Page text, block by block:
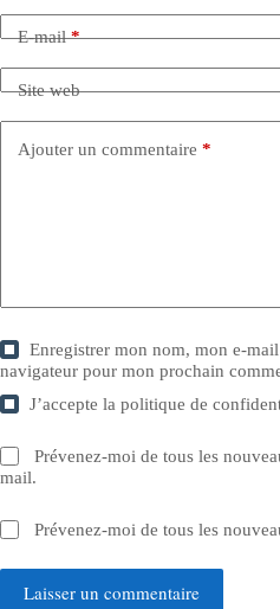
E-mail*
Site web
Ajouter un commentaire *
Enregistrer mon nom, mon e-
navigateur pour mon prochain
J’accepte lapolitique de
Prévenez-moi de tous les
mail.
Prévenez-moi de tous les
Laisser un commentaire